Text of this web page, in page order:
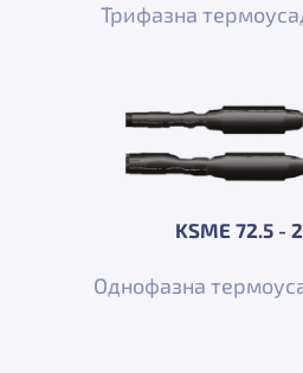
Трифазна
KSME 72.5 -
Однофазна